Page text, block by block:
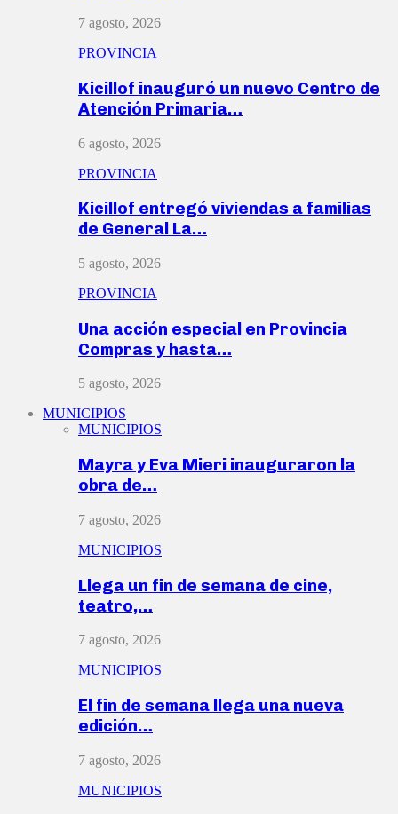
7 agosto, 2026
PROVINCIA
Kicillof inauguró un nuevo Centro de
Atención Primaria…
6 agosto, 2026
PROVINCIA
Kicillof entregó viviendas a familias
de General La…
5 agosto, 2026
PROVINCIA
Una acción especial en Provincia
Compras y hasta…
5 agosto, 2026
MUNICIPIOS
MUNICIPIOS
Mayra y Eva Mieri inauguraron la
obra de…
7 agosto, 2026
MUNICIPIOS
Llega un fin de semana de cine,
teatro,…
7 agosto, 2026
MUNICIPIOS
El fin de semana llega una nueva
edición…
7 agosto, 2026
MUNICIPIOS